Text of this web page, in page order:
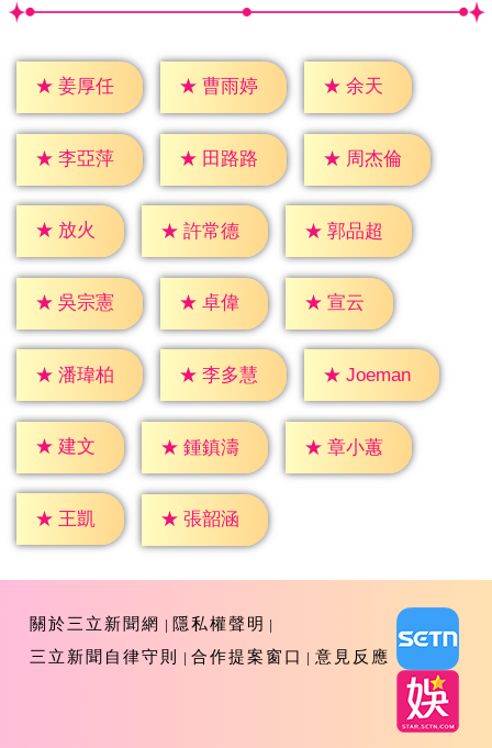
★ 姜厚任 ★ 曹雨婷 ★ 余天
★ 李亞萍 ★ 田路路 ★ 周杰倫
★ 放火 ★ 許常德 ★ 郭品超
★ 吳宗憲 ★ 卓偉 ★ 宣云
★ 潘瑋柏 ★ 李多慧 ★ Joeman
★ 建文 ★ 鍾鎮濤 ★ 章小蕙
★ 王凱 ★ 張韶涵
關於三立新聞網
隱私權聲明
三立新聞自律守則
合作提案窗口 意見反應